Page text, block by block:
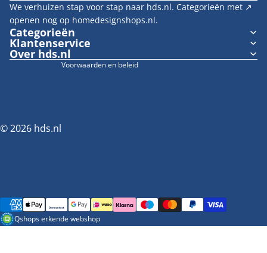
We verhuizen stap voor stap naar hds.nl. Categorieën met ↗︎
openen nog op homedesignshops.nl.
Categorieën
Klantenservice
Over hds.nl
© 2026 hds.nl
Voorwaarden en beleid
Verzendbeleid
Wettelijke kennisgeving
Cookievoorkeuren
Betaalmethoden
Qshops erkende webshop